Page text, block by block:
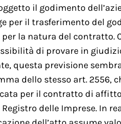
il godimento
per il trasferimento del
per la natura del contratto.
di provare in
questa previsione
dello stesso art. 2556,
per il contratto di
delle Imprese. In